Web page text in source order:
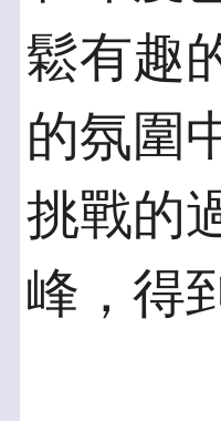
鬆有趣
的氛圍
挑戰的
峰，得